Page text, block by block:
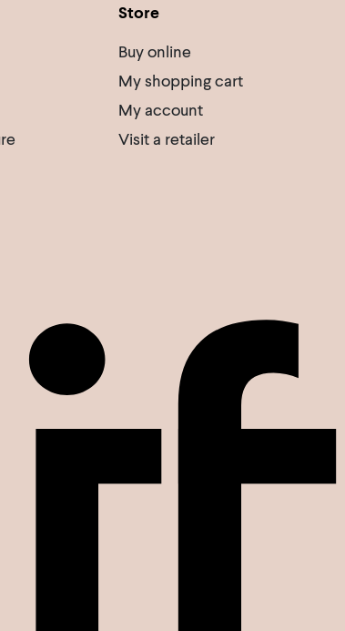
Store
Buy online
My shopping cart
My account
Visit a retailer